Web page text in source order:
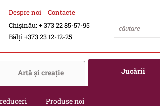
Despre noi
Contacte
Chișinău: + 373 22 85-57-95
Bălți +373 23 12-12-25
Artă şi creaţie Jucării
Produse noi